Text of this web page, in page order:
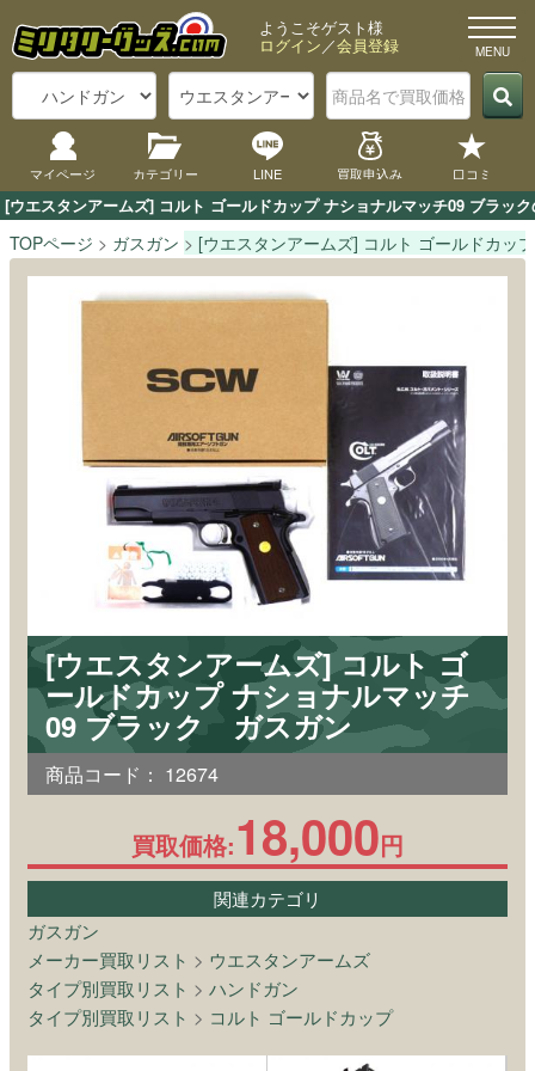
[ウエスタンアームズ] コルト ゴールドカップ ナショナルマッチ09 ブラッ
ようこそゲスト様
ログイン／会員登録
マイページ カテゴリー LINE 買取申込み 口コミ
TOPページ ガスガン [ウエスタンアームズ] コルト ゴールドカッ
[ウエスタンアームズ] コルト ゴ
ールドカップ ナショナルマッチ
09 ブラック ガスガン
商品コード： 12674
買取価格:18,000円
関連カテゴリ
ガスガン
メーカー買取リスト > ウエスタンアームズ
タイプ別買取リスト > ハンドガン
タイプ別買取リスト > コルト ゴールドカップ